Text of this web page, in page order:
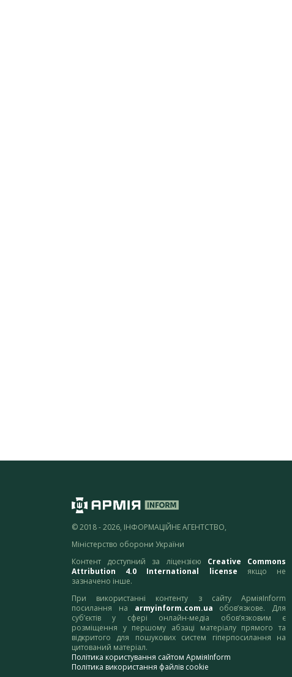
© 2018 - 2026, ІНФОРМАЦІЙНЕ АГЕНТСТВО,
Міністерство оборони України
Контент доступний за ліцензією Creative Commons
Attribution 4.0 International license якщо не
зазначено інше.
При використанні контенту з сайту АрміяInform
посилання на armyinform.com.ua обов’язкове. Для
суб’єктів у сфері онлайн-медіа обов’язковим є
розміщення у першому абзаці матеріалу прямого та
відкритого для пошукових систем гіперпосилання на
цитований матеріал.
Політика користування сайтом АрміяInform
Політика використання файлів cookie